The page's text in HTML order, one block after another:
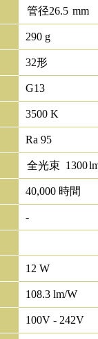
管径26.5 mm
290 g
32形
G13
3500 K
Ra 95
全光束 1300
40,000 時間
-
12 W
108.3 lm/W
100V - 242V